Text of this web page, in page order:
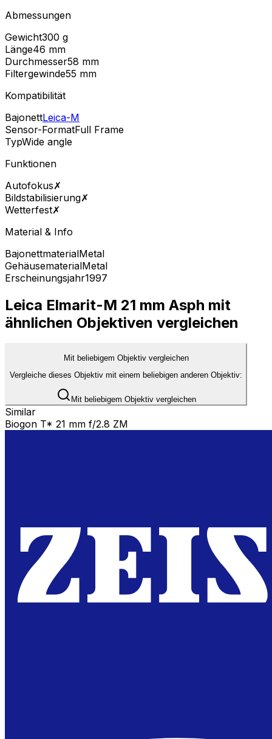
Abmessungen
Gewicht300 g
Länge46 mm
Durchmesser58 mm
Filtergewinde55 mm
Kompatibilität
BajonettLeica-M
Sensor-FormatFull Frame
TypWide angle
Funktionen
Autofokus✗
Bildstabilisierung✗
Wetterfest✗
Material & Info
BajonettmaterialMetal
GehäusematerialMetal
Erscheinungsjahr1997
Leica Elmarit-M 21 mm Asph mit
ähnlichen Objektiven vergleichen
Mit beliebigem Objektiv vergleichen
Vergleiche dieses Objektiv mit einem beliebigen anderen Objektiv:
Mit beliebigem Objektiv vergleichen
Similar
Biogon T* 21 mm f/2.8 ZM